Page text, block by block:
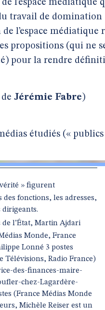
l’espace médiatique
travail de domination
l’espace
propositions (qui ne
pour la rendre
Jérémie Fabre )
étudiés («
» figurent
fonctions, les adresses,
dirigeants.
l’État, Martin Ajdari
Monde, France
Lonné 3 postes
Télévisions, Radio France)
des-finances-maire-
chez-Lagardère-
(France Médias Monde
Michèle Reiser est un